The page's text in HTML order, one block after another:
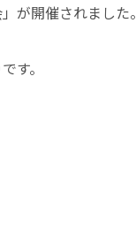
が開催されました。
す。